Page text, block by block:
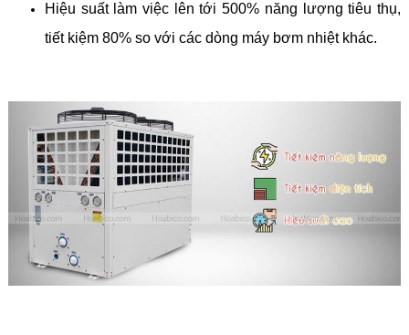
Hiệu suất làm việc lên tới 500% năng lượng tiêu thụ,
tiết kiệm 80% so với các dòng máy bơm nhiệt khác.